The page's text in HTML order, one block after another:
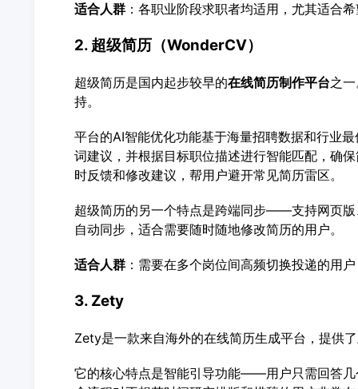
适合人群：各职业阶段求职者均适用，尤其适合
2. 超级简历（WonderCV）
超级简历是国内起步较早的在线简历制作平台之
持。
平台的AI智能优化功能基于海量招聘数据和行业
词建议，并根据目标职位描述进行智能匹配，确
时反馈和修改建议，帮用户避开常见简历雷区。
超级简历的另一个特点是跨端同步——支持网页
自动同步，适合需要随时随地修改简历的用户。
适合人群：需要在多个岗位间高频切换投递的用
3. Zety
Zety是一款来自海外的在线简历生成平台，提供
它的核心特点是智能引导功能——用户只需回答